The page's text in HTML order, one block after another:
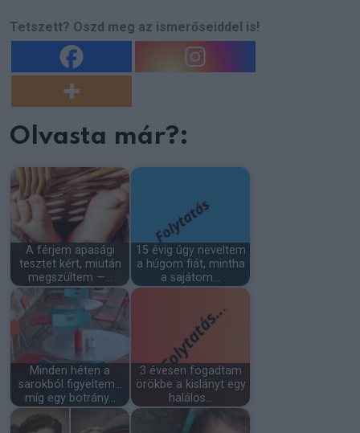
Tetszett? Oszd meg az ismerőseiddel is!
Olvasta már?:
A férjem apasági
tesztet kért, miután
megszültem —…
15 évig úgy neveltem
a húgom fiát, mintha
a sajátom…
Minden héten a
sarokból figyeltem…
míg egy botrány…
3 évesen fogadtam
örökbe a kislányt egy
halálos…